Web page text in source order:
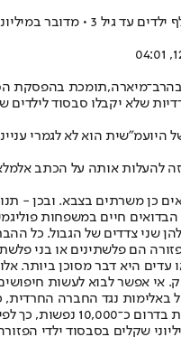
תומכת בהפסקת
משפחות חרדיות שלא יקבלו
היועמ"שית הוא לא לגמרי
להעלות אותה על הכתב
כן משרתים בצבא. ובכן -
שני צדדים של הגבול. כל
הם פלשתינים או בני
היא דבר מסוכן ביותר.
אי אפשר לבוא לעשות
באלימות נגד החברה
בכל שנה נוספות